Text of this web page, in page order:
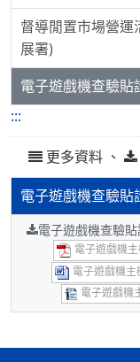
督導閒置市場營運
展署)
電子遊戲機查驗貼
:::
更多資料 、
電子遊戲機查驗貼
電子遊戲機查驗
電子遊戲機
電子遊戲機
電子遊戲機